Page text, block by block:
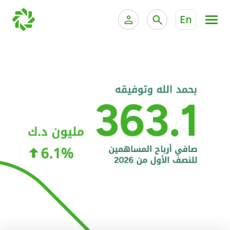
En
الخدمات المصرفية الإلكترونية للشركات
خدمة "بيتك" للتداول الإلكتروني
الحسابات المصرفية
البطاقات
"برامج العملاء"